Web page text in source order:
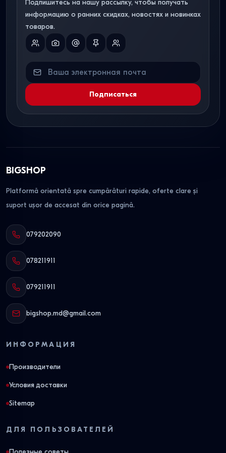
Подпишитесь на нашу рассылку, чтобы получать
информацию о ранних скидках, новостях и новинках
товаров.
Подписаться
BIGSHOP
Platformă orientată spre cumpărături rapide, oferte clare și
suport ușor de accesat din orice pagină.
079202090
078211911
079211911
bigshop.md@gmail.com
ИНФОРМАЦИЯ
Производители
Условия доставки
Sitemap
ДЛЯ ПОЛЬЗОВАТЕЛЕЙ